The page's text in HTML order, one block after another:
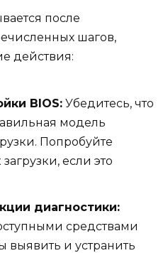
после
шагов,
действия:
BIOS: Убедитесь, что
модель
Попробуйте
если это
диагностики:
средствами
выявить и устранить